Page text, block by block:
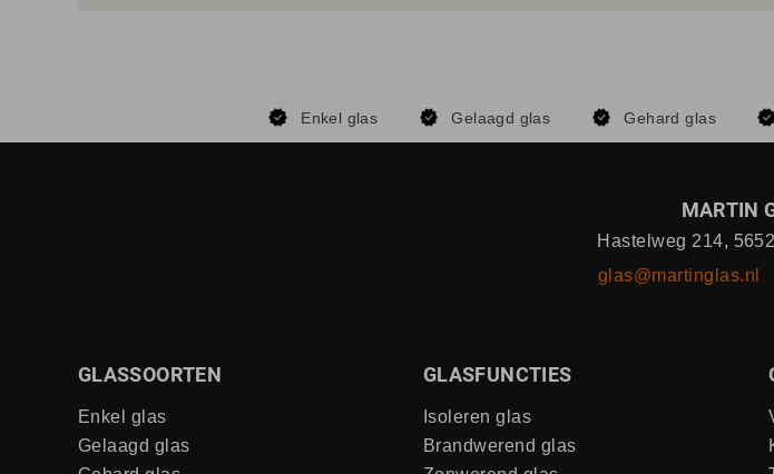
Enkel glas Gelaagd glas Gehard glas
MARTIN
Hastelweg 214,
glas@martinglas.nl
GLASSOORTEN
Enkel glas
Gelaagd glas
GLASFUNCTIES
Isoleren glas
Brandwerend glas